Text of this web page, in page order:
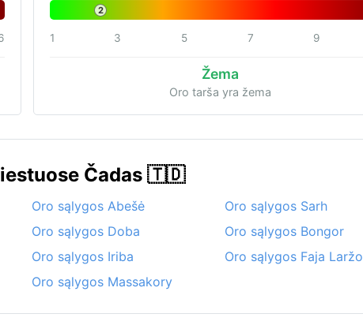
2
1 3 5 7 9
Žema
Oro tarša yra žema
Čadas 🇹🇩
Oro sąlygos Abešė
Oro sąlygos Sarh
Oro sąlygos Doba
Oro sąlygos Bongor
Oro sąlygos Iriba
Oro sąlygos Faja Laržo
Oro sąlygos Massakory